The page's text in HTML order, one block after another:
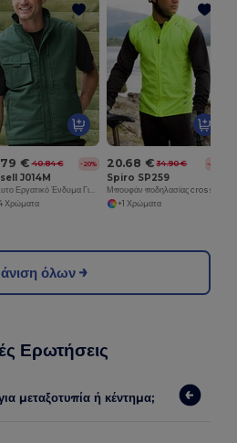
€ 40.84 € -20%
J014M
Απόλυτο Εργατικό Ένδυμα Γιλέκο Εργαλείων με Επίστρωση Teflon
Χρώματα
20.68 € 34.90 € -41%
Spiro SP259
+1 Χρώματα
όλων
Ερωτήσεις
μεταξοτυπία ή κέντημα;